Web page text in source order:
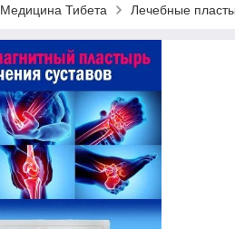
Медицина Тибета Лечебные